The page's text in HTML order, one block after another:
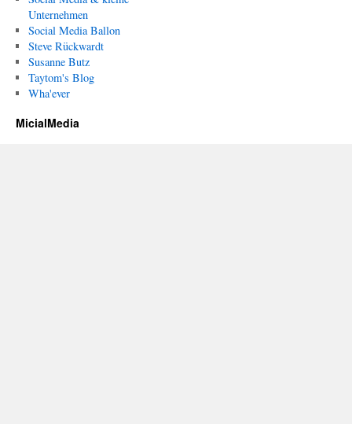
Unternehmen
Social Media Ballon
Steve Rückwardt
Susanne Butz
Taytom's Blog
Wha'ever
MicialMedia